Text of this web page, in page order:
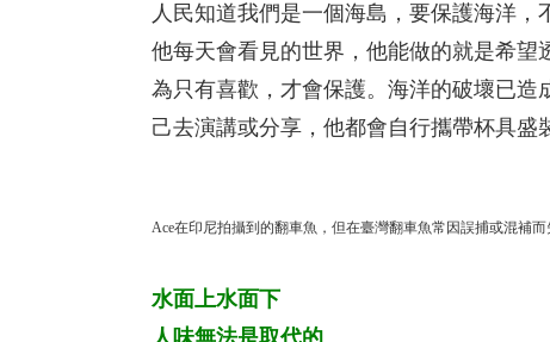
人民知道我們是一個海島，要保護海洋
他每天會看見的世界，他能做的就是希
為只有喜歡，才會保護。海洋的破壞已
己去演講或分享，他都會自行攜帶杯具盛
Ace在印尼拍攝到的翻車魚，但在臺灣翻車魚常因誤捕或混補
水面上水面下
人味無法是取代的